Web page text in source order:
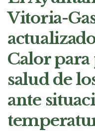
Vitoria-
Calor
salud de
ante